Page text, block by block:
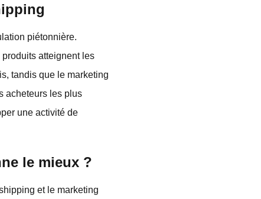
piétonnière.
atteignent les
tandis que le marketing
acheteurs les plus
une activité de
le mieux ?
et le marketing